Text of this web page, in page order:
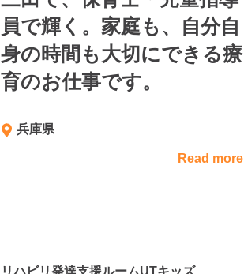
員で輝く。家庭も、自分自
身の時間も大切にできる療
育のお仕事です。
兵庫県
Read more